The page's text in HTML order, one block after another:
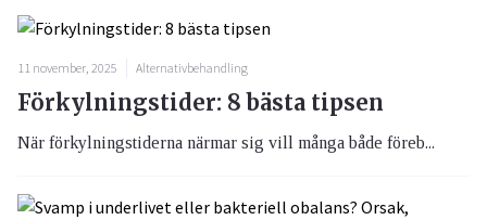
11 november, 2025 Alternativbehandling
Förkylningstider: 8 bästa tipsen
När förkylningstiderna närmar sig vill många både föreb...